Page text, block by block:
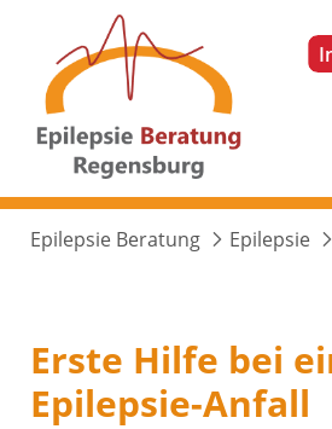
Epilepsie Beratung Epilepsie
Erste Hilfe bei
Epilepsie-Anfall